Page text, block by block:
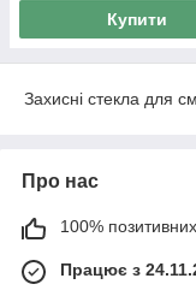
Купити
Захисні стекла для
Про нас
100% позитивних
Працює з